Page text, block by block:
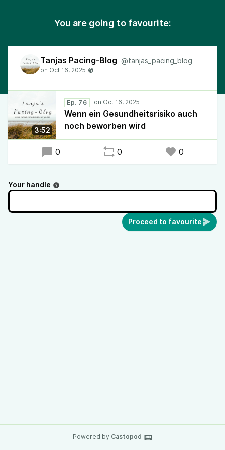
You are going to favourite:
Tanjas Pacing-Blog @tanjas_pacing_blog
3:52
Ep. 76
Wenn ein Gesundheitsrisiko auch
noch beworben wird
0 0 0
Your handle
Proceed to favourite
Powered by Castopod